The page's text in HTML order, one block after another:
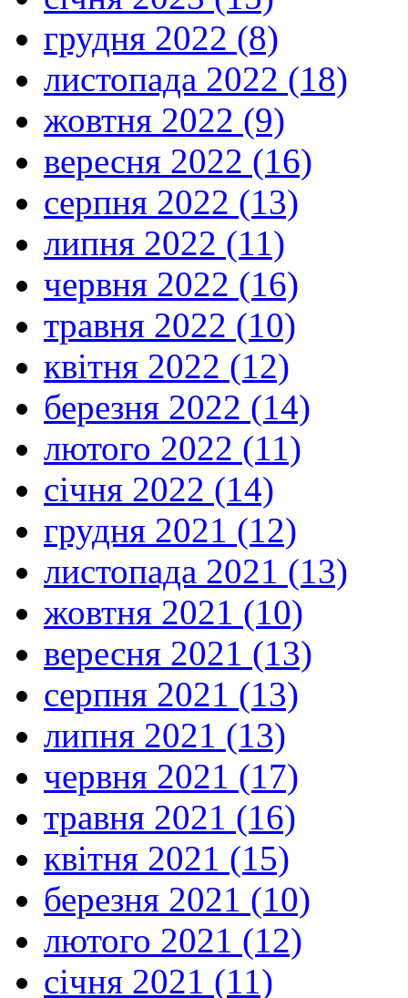
грудня 2022 (8)
листопада 2022 (18)
жовтня 2022 (9)
вересня 2022 (16)
серпня 2022 (13)
липня 2022 (11)
червня 2022 (16)
травня 2022 (10)
квітня 2022 (12)
березня 2022 (14)
лютого 2022 (11)
січня 2022 (14)
грудня 2021 (12)
листопада 2021 (13)
жовтня 2021 (10)
вересня 2021 (13)
серпня 2021 (13)
липня 2021 (13)
червня 2021 (17)
травня 2021 (16)
квітня 2021 (15)
березня 2021 (10)
лютого 2021 (12)
січня 2021 (11)